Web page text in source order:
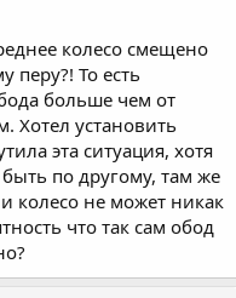
колесо смещено
перу?! То есть
больше чем от
Хотел установить
эта ситуация, хотя
по другому, там же
колесо не может никак
что так сам обод